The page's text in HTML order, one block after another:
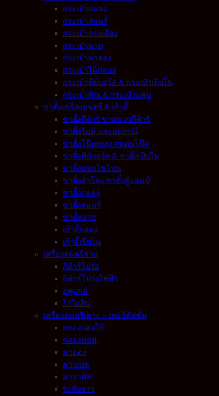
กระเป๋ากลอง
กระเป๋าสแนร์
กระเป๋ากระเดื่อง
กระเป๋าฉาบ
กระเป๋าคาฮอง
กระเป๋าไม้กลอง
กระเป๋าคีย์บอร์ด & กระเป๋าเปียโน
กระเป๋าพิณ & กระเป๋าแคน
ขาตั้งเครื่องดนตรี & เก้าอี้
ขาตั้งกีต้าร์ ขาแขวนกีต้าร์
ขาตั้งไมค์ และอุปกรณ์
ขาตั้งโน๊ตเพลง สแตนโน๊ต
ขาตั้งคีย์บอร์ด & ขาตั้งเปียโน
ขาตั้งแซกโซโฟน
ขาตั้งลำโพง ขาตั้งตู้แอมป์
ขาตั้งกลอง
ขาตั้งสแนร์
ขาตั้งฉาบ
เก้าอี้กลอง
เก้าอี้เปียโน
เครื่องดนตรีสาย
กีต้าร์โปร่ง
กีต้าร์โปร่งไฟฟ้า
อูคูเลเล่
ไวโอลิน
เครื่องดนตรีเคาะ – เพอร์คัสชั่น
กลองบองโก้
กลองทอม
คาฮอง
คาวเบล
มาราคัส
ระฆังราว